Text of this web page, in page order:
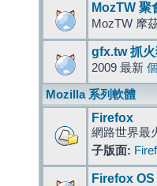
MozTW 聚
MozTW 摩
gfx.tw 抓
2009 最新
Mozilla 系列軟體
Firefox
網路世界最
子版面:
Firefox OS